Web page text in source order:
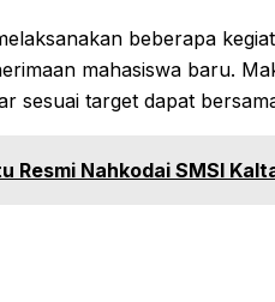
beberapa
mahasiswa baru.
sesuai target dapat
Resmi Nahkodai SMSI